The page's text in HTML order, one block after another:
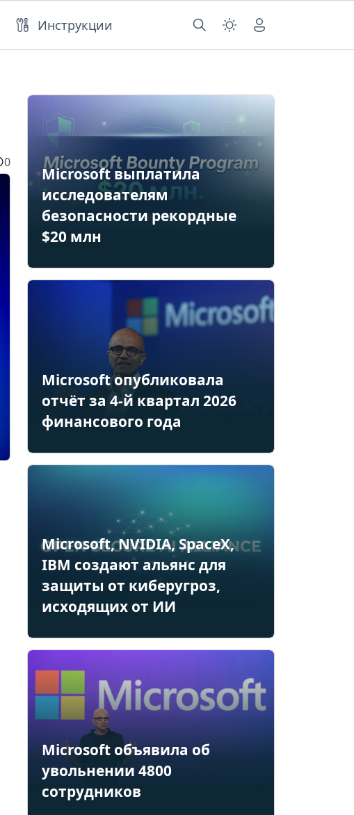
Инструкции
0
Microsoft выплатила
исследователям
безопасности рекордные
$20 млн
Microsoft опубликовала
отчёт за 4-й квартал 2026
финансового года
Microsoft, NVIDIA, SpaceX,
IBM создают альянс для
защиты от киберугроз,
исходящих от ИИ
Microsoft объявила об
увольнении 4800
сотрудников